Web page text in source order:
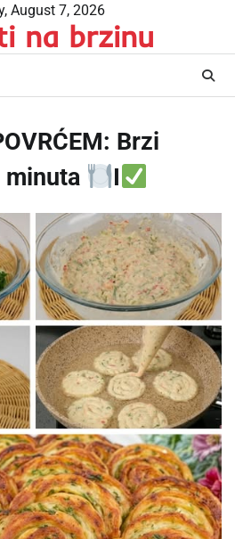
August 7, 2026
na brzinu
Brzi
minuta
I